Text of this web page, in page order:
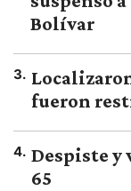
Bolívar
3.
fueron
4. Despiste y
65